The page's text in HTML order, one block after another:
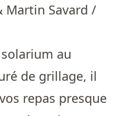
Martin Savard /
au
de grillage, il
repas presque